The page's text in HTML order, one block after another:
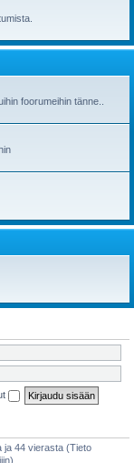
foorumeihin tänne..
ja 44 vierasta (Tieto